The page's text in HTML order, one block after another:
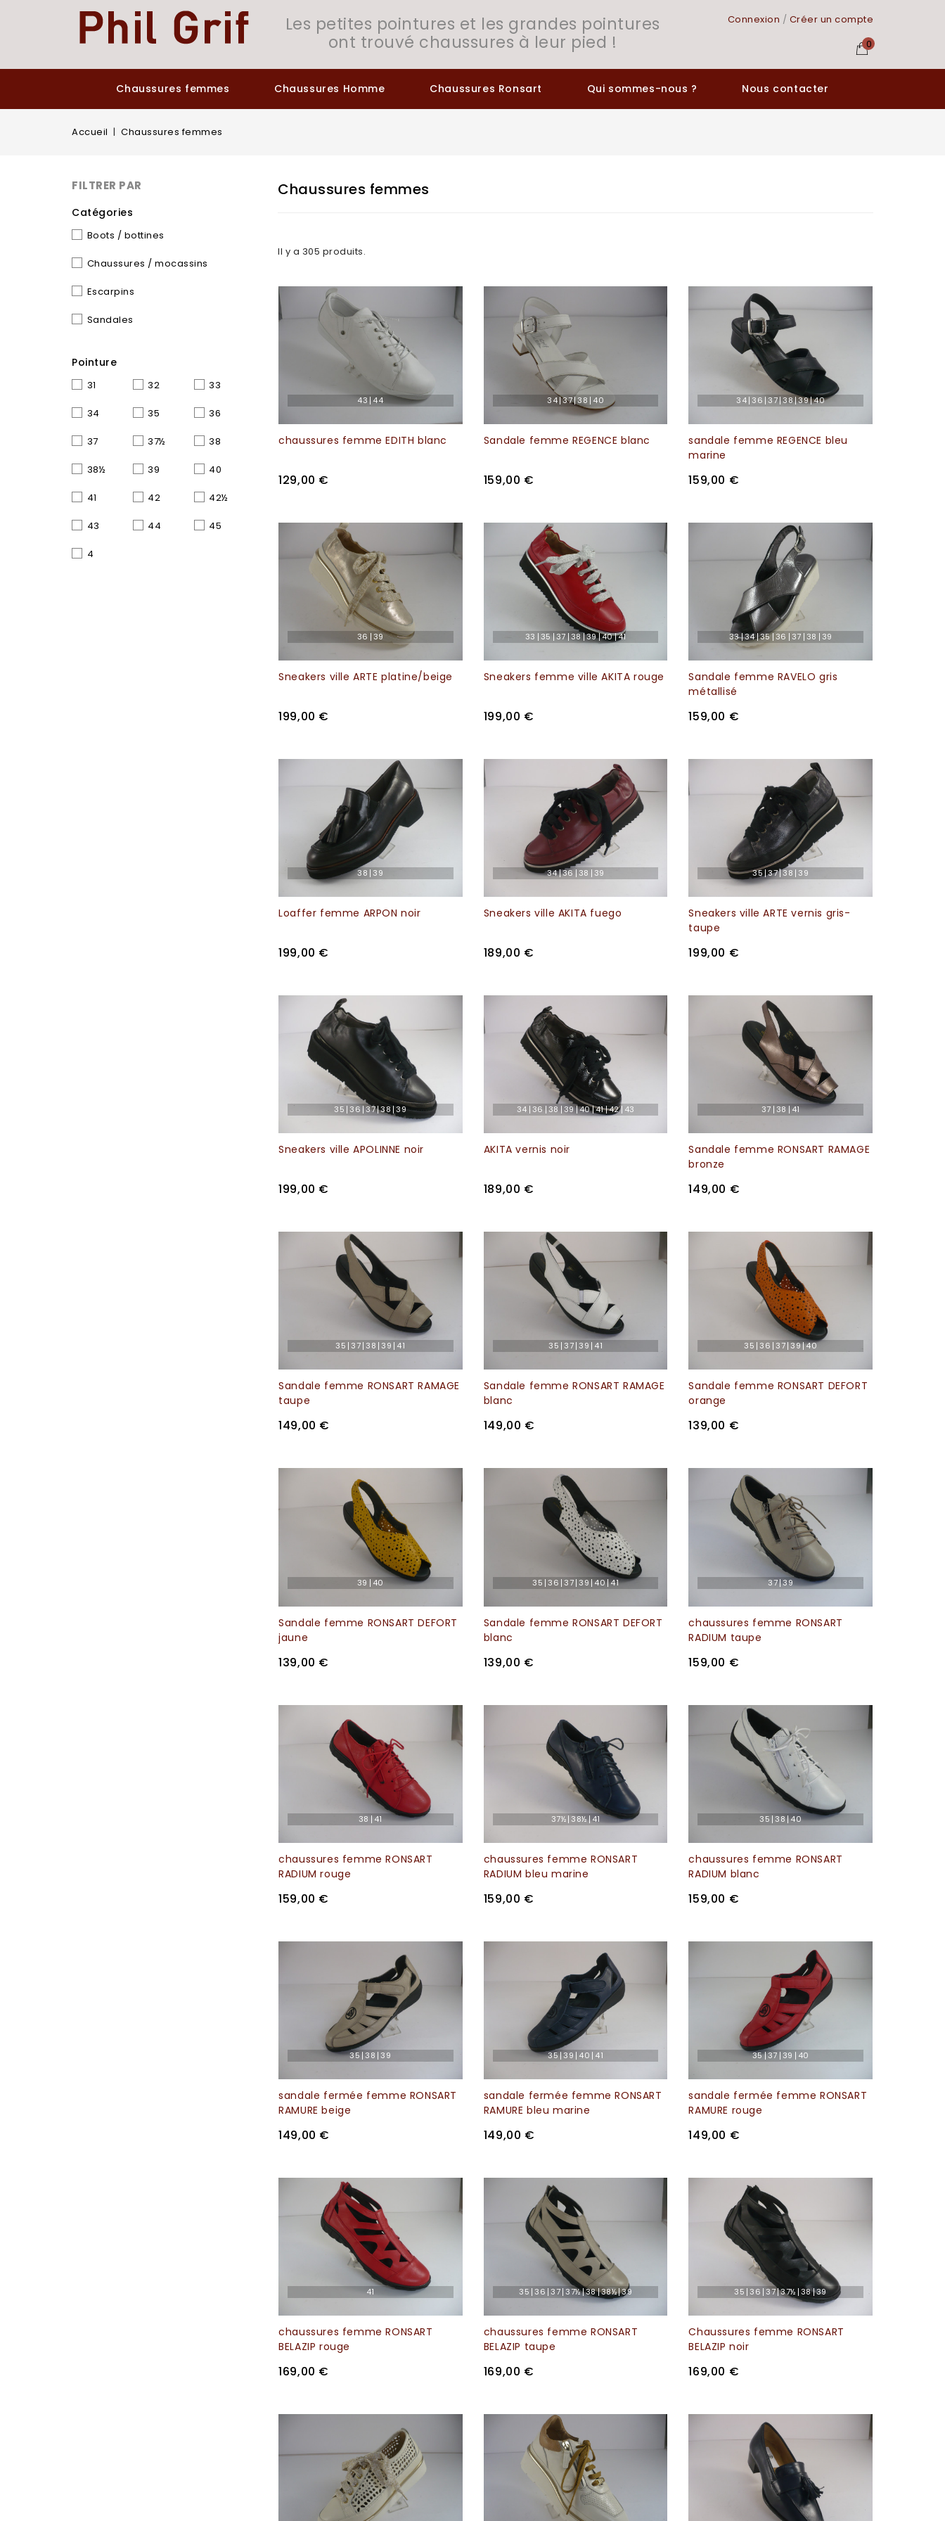
Les petites pointures et les grandes pointures
ont trouvé chaussures à leur pied !
Connexion / Créer un compte
0
Chaussures femmes Chaussures Homme Chaussures Ronsart Qui sommes-nous ? Nous contacter
Accueil Chaussures femmes
FILTRER PAR
Catégories
Boots / bottines
Chaussures / mocassins
Escarpins
Sandales
Pointure
31 32 33
34 35 36
37 37½ 38
38½ 39 40
41 42 42½
43 44 45
4
Chaussures femmes
Il y a 305 produits.
43 44
chaussures femme EDITH blanc
129,00 €
34 37 38 40
Sandale femme REGENCE blanc
159,00 €
34 36 37 38 39 40
sandale femme REGENCE bleu
marine
159,00 €
36 39
Sneakers ville ARTE platine/beige
199,00 €
33 35 37 38 39 40 41
Sneakers femme ville AKITA rouge
199,00 €
33 34 35 36 37 38 39
Sandale femme RAVELO gris
métallisé
159,00 €
38 39
Loaffer femme ARPON noir
199,00 €
34 36 38 39
Sneakers ville AKITA fuego
189,00 €
35 37 38 39
Sneakers ville ARTE vernis gris-
taupe
199,00 €
35 36 37 38 39
Sneakers ville APOLINNE noir
199,00 €
34 36 38 39 40 41 42 43
AKITA vernis noir
189,00 €
37 38 41
Sandale femme RONSART RAMAGE
bronze
149,00 €
35 37 38 39 41
Sandale femme RONSART RAMAGE
taupe
149,00 €
35 37 39 41
Sandale femme RONSART RAMAGE
blanc
149,00 €
35 36 37 39 40
Sandale femme RONSART DEFORT
orange
139,00 €
39 40
Sandale femme RONSART DEFORT
jaune
139,00 €
35 36 37 39 40 41
Sandale femme RONSART DEFORT
blanc
139,00 €
37 39
chaussures femme RONSART
RADIUM taupe
159,00 €
38 41
chaussures femme RONSART
RADIUM rouge
159,00 €
37½ 38½ 41
chaussures femme RONSART
RADIUM bleu marine
159,00 €
35 38 40
chaussures femme RONSART
RADIUM blanc
159,00 €
35 38 39
sandale fermée femme RONSART
RAMURE beige
149,00 €
35 39 40 41
sandale fermée femme RONSART
RAMURE bleu marine
149,00 €
35 37 39 40
sandale fermée femme RONSART
RAMURE rouge
149,00 €
41
chaussures femme RONSART
BELAZIP rouge
169,00 €
35 36 37 37½ 38 38½ 39
chaussures femme RONSART
BELAZIP taupe
169,00 €
35 36 37 37½ 38 39
Chaussures femme RONSART
BELAZIP noir
169,00 €
Panneau de gestion des cookies